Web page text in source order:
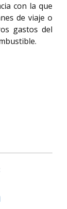
con la que
de viaje o
gastos del